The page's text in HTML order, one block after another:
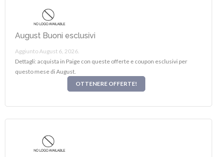
August Buoni esclusivi
Aggiunto August 6, 2026.
Dettagli: acquista in Paige con queste offerte e coupon esclusivi per
questo mese di August.
OTTENERE OFFERTE!